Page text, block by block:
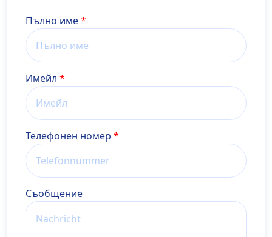
Name
Пълно име
Имейл
Телефонен номер
Cъобщение